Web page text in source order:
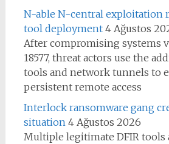
N-able N-central exploitation
tool deployment 4 Ağustos
After compromising systems
18577, threat actors use the
tools and network tunnels to
persistent remote access
Interlock ransomware gang
situation 4 Ağustos 2026
Multiple legitimate DFIR tools